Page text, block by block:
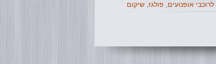
לרוכבי אופנועים פולגז שיקום